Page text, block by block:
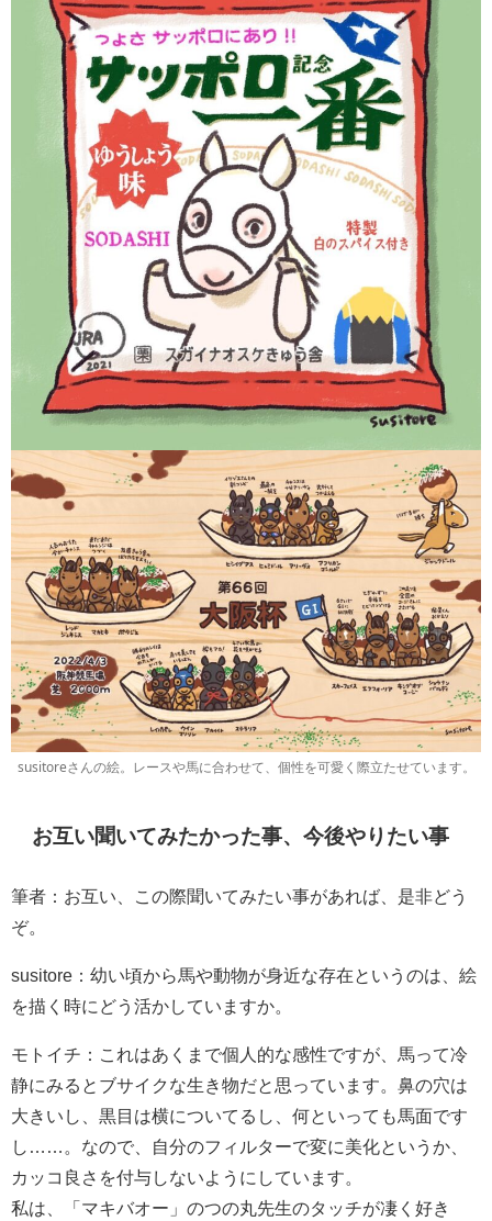
susitoreさんの絵。レースや馬に合わせて、個性を可愛く際立たせています。
お互い聞いてみたかった事、今後やりたい事
筆者：お互い、この際聞いてみたい事があれば、是非どう
ぞ。
susitore：幼い頃から馬や動物が身近な存在というのは、絵
を描く時にどう活かしていますか。
モトイチ：これはあくまで個人的な感性ですが、馬って冷
静にみるとブサイクな生き物だと思っています。鼻の穴は
大きいし、黒目は横についてるし、何といっても馬面です
し……。なので、自分のフィルターで変に美化というか、
カッコ良さを付与しないようにしています。
私は、「マキバオー」のつの丸先生のタッチが凄く好き